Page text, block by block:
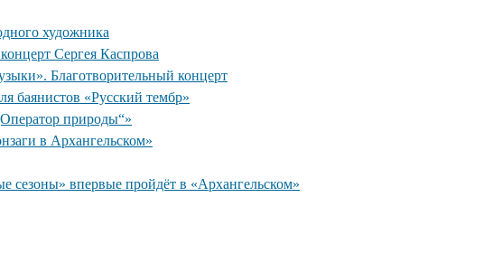
художника
Сергея Каспрова
Благотворительный концерт
баянистов «Русский тембр»
природы“»
в Архангельском»
сезоны» впервые пройдёт в «Архангельском»